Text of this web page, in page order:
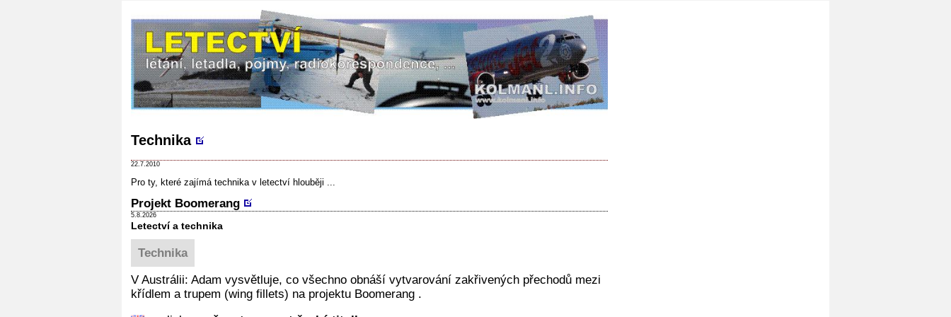
Technika
22.7.2010
Pro ty, které zajímá technika v letectví hlouběji ...
Projekt Boomerang
5.8.2026
Letectví a technika
Technika
V Austrálii: Adam vysvětluje, co všechno obnáší vytvarování zakřivených přechodů mezi
křídlem a trupem (wing fillets) na projektu Boomerang .